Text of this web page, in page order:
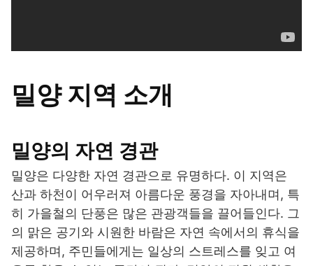
밀양 지역 소개
밀양의 자연 경관
밀양은 다양한 자연 경관으로 유명하다. 이 지역은
산과 하천이 어우러져 아름다운 풍경을 자아내며, 특
히 가을철의 단풍은 많은 관광객들을 끌어들인다. 그
의 맑은 공기와 시원한 바람은 자연 속에서의 휴식을
제공하며, 주민들에게는 일상의 스트레스를 잊고 여